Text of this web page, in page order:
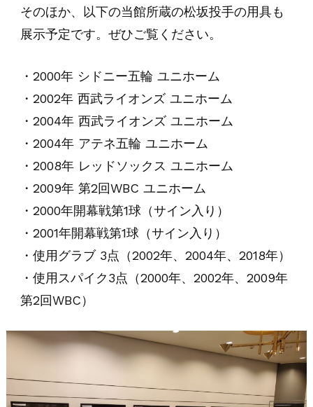
そのほか、以下の当館所蔵の松坂投手の用具も
展示予定です。ぜひご覧ください。
・2000年 シドニー五輪 ユニホーム
・2002年 西武ライオンズ ユニホーム
・2004年 西武ライオンズ ユニホーム
・2004年 アテネ五輪 ユニホーム
・2008年 レッドソックス ユニホーム
・2009年 第2回WBC ユニホーム
・2000年開幕戦第1球（サイン入り）
・2001年開幕戦第1球（サイン入り）
・使用グラブ 3点（2002年、2004年、2018年）
・使用スパイク3点（2000年、2002年、2009年
第2回WBC）